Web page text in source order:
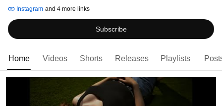
Instagram and 4 more links
Subscribe
Home Videos Shorts Releases Playlists